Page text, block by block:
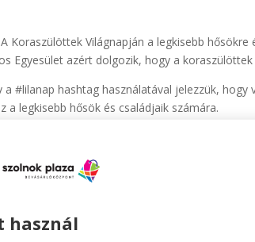
Világnapján a legkisebb hősökre
Egyesület azért dolgozik, hogy a
#lilanap hashtag használatával jelezzük, hogy
legkisebb hősök és családjaik számára.
használ